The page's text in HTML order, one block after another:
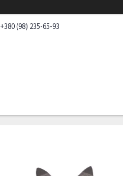
+380 (98) 235-65-93